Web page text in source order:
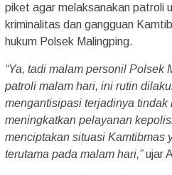
piket agar melaksanakan patroli
kriminalitas dan gangguan
hukum Polsek Malingping.
“Ya, tadi malam personil Polsek
patroli malam hari, ini rutin
mengantisipasi terjadinya tindak
meningkatkan pelayanan
menciptakan situasi Kamtibmas
terutama pada malam hari,”ujar